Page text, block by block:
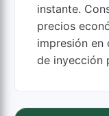
instante.
precios
impresión en
de inyección